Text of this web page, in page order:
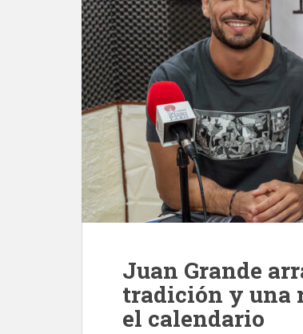
Juan Grande
tradición y una
el calendario